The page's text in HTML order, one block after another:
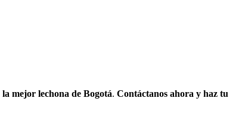
la mejor lechona de Bogotá. Contáctanos ahora y haz tu